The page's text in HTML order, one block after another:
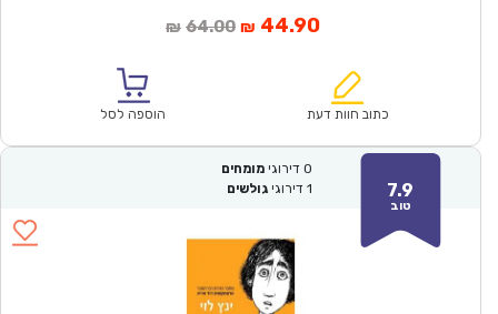
₪ 64.00המחיר
₪64.00.
₪ 44.90המחיר
הוא:
כתוב חוות דעת הוספה לסל
7.9
טוב
0 דירוגי מומחים
1 דירוגי גולשים